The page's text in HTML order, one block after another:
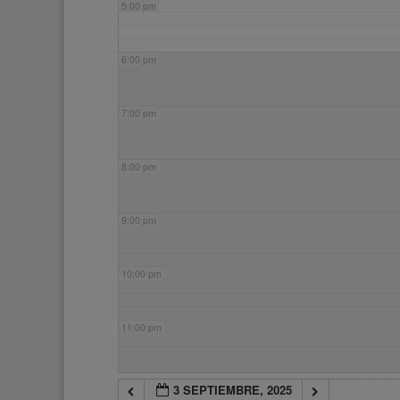
5:00 pm
6:00 pm
7:00 pm
8:00 pm
9:00 pm
10:00 pm
11:00 pm
3 SEPTIEMBRE, 2025